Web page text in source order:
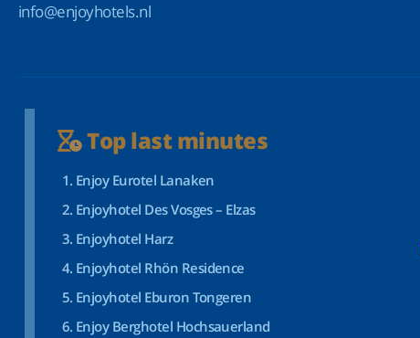
info@enjoyhotels.nl
Top last minutes
Enjoy Eurotel Lanaken
Enjoyhotel Des Vosges – Elzas
Enjoyhotel Harz
Enjoyhotel Rhön Residence
Enjoyhotel Eburon Tongeren
Enjoy Berghotel Hochsauerland